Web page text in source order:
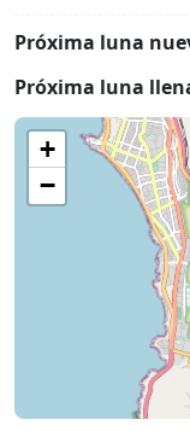
Próxima luna
Próxima luna
+
−